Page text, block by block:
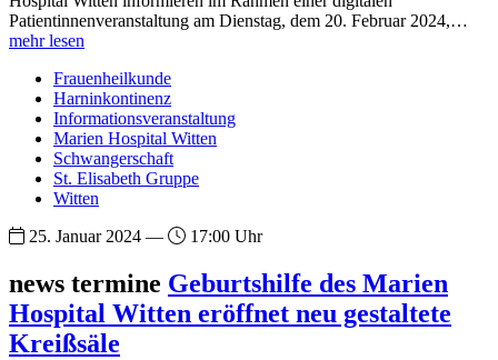
Patientinnenveranstaltung am Dienstag, dem 20. Februar 2024,…
mehr lesen
Frauenheilkunde
Harninkontinenz
Informationsveranstaltung
Marien Hospital Witten
Schwangerschaft
St. Elisabeth Gruppe
Witten
25. Januar 2024 —
17:00 Uhr
news termine Geburtshilfe des Marien
Hospital Witten eröffnet neu gestaltete
Kreißsäle